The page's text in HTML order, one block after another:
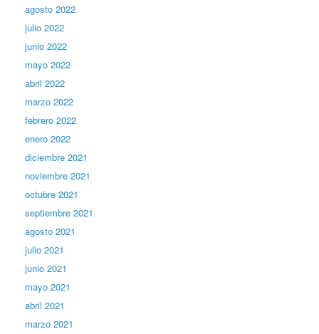
agosto 2022
julio 2022
junio 2022
mayo 2022
abril 2022
marzo 2022
febrero 2022
enero 2022
diciembre 2021
noviembre 2021
octubre 2021
septiembre 2021
agosto 2021
julio 2021
junio 2021
mayo 2021
abril 2021
marzo 2021